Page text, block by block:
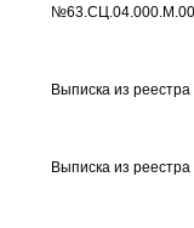
Выписка из
Выписка из